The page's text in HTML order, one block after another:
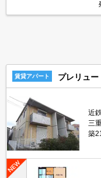
賃貸アパート プレリュ
近
三
築